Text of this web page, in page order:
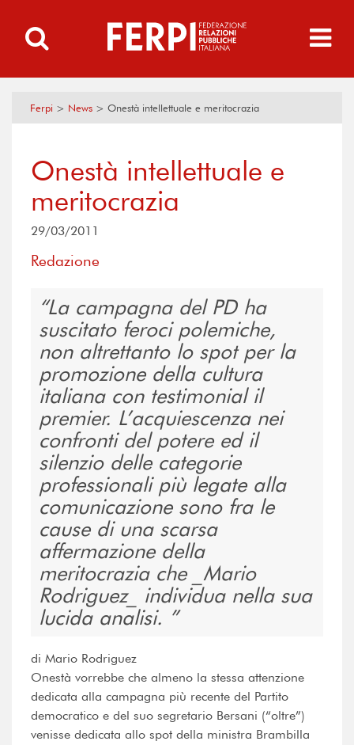
Ferpi > News > Onestà intellettuale e meritocrazia
Onestà intellettuale e
meritocrazia
29/03/2011
Redazione
La campagna del PD ha
suscitato feroci polemiche,
non altrettanto lo spot per la
promozione della cultura
italiana con testimonial il
premier. L’acquiescenza nei
confronti del potere ed il
silenzio delle categorie
professionali più legate alla
comunicazione sono fra le
cause di una scarsa
affermazione della
meritocrazia che _Mario
Rodriguez_ individua nella sua
lucida analisi.
di Mario Rodriguez
Onestà vorrebbe che almeno la stessa attenzione
dedicata alla campagna più recente del Partito
democratico e del suo segretario Bersani (“oltre”)
venisse dedicata allo spot della ministra Brambilla